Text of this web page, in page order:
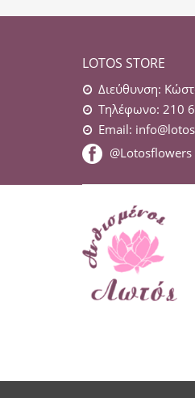
LOTOS STORE
Διεύθυνση:
Τηλέφωνο: 210
Email:
@Lotosflowers